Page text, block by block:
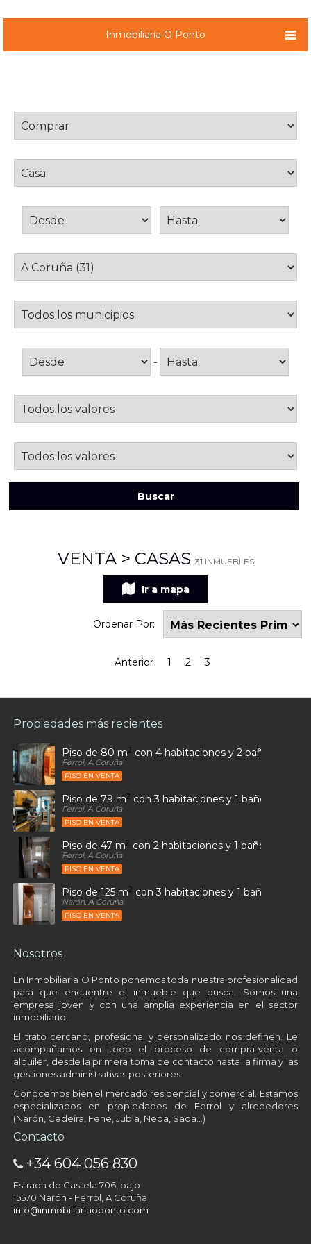
Inmobiliaria O Ponto
-
Buscar
VENTA > CASAS 31 INMUEBLES
Ir a mapa
Ordenar Por:
Anterior 1 2 3
Propiedades más recientes
Piso de 80 m2 con 4 habitaciones y 2 baños en
Ferrol, A Coruña
PISO EN VENTA
Piso de 79 m2 con 3 habitaciones y 1 baños en
Ferrol, A Coruña
PISO EN VENTA
Piso de 47 m2 con 2 habitaciones y 1 baños en
Ferrol, A Coruña
PISO EN VENTA
Piso de 125 m2 con 3 habitaciones y 1 baños en
Narón, A Coruña
PISO EN VENTA
Nosotros
En Inmobiliaria O Ponto ponemos toda nuestra profesionalidad
para que encuentre el inmueble que busca. Somos una
empresa joven y con una amplia experiencia en el sector
inmobiliario.
El trato cercano, profesional y personalizado nos definen. Le
acompañamos en todo el proceso de compra-venta o
alquiler, desde la primera toma de contacto hasta la firma y las
gestiones administrativas posteriores.
Conocemos bien el mercado residencial y comercial. Estamos
especializados en propiedades de Ferrol y alrededores
(Narón, Cedeira, Fene, Jubia, Neda, Sada…)
Contacto
+34 604 056 830
Estrada de Castela 706, bajo
15570 Narón - Ferrol, A Coruña
info@inmobiliariaoponto.com